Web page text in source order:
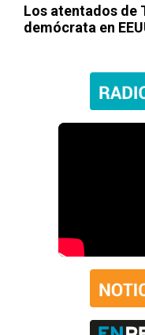
Los atentados de
demócrata en